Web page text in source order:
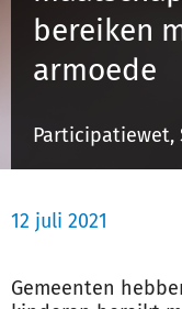
bereiken
armoede
Participatiewet,
12 juli 2021
Gemeenten